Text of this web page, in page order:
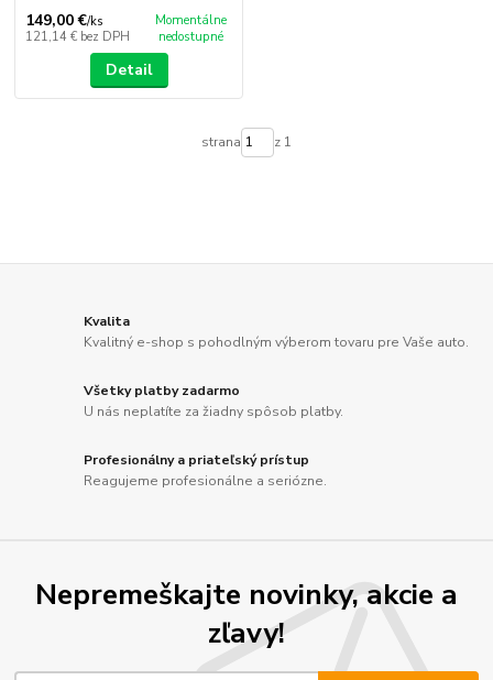
149,00 €/ks
121,14 € bez DPH
Momentálne
nedostupné
Detail
strana z 1
Kvalita
Kvalitný e-shop s pohodlným výberom tovaru pre Vaše auto.
Všetky platby zadarmo
U nás neplatíte za žiadny spôsob platby.
Profesionálny a priateľský prístup
Reagujeme profesionálne a seriózne.
Nepremeškajte novinky, akcie a
zľavy!